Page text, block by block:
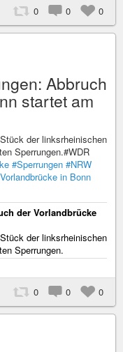
0 0 0
Abbruch
startet am
der linksrheinischen
Sperrungen.#WDR
#Sperrungen #NRW
in Bonn
der Vorlandbrücke
der linksrheinischen
Sperrungen.
0 0 0